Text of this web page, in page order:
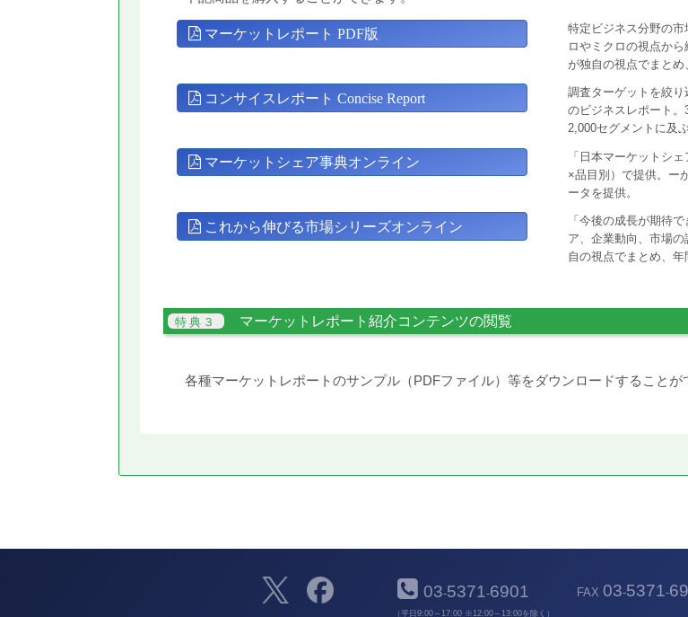
マーケットレポート PDF版
特定ビジネス分野の
ロやミクロの視点か
が独自の視点でまとめ
コンサイスレポート Concise Report
調査ターゲットを絞
のビジネスレポート
2,000セグメントに及
マーケットシェア事典オンライン
「日本マーケットシ
×品目別）で提供。ー
ータを提供。
これから伸びる市場シリーズオンライン
「今後の成長が期待
ア、企業動向、市場
自の視点でまとめ、年
マーケットレポート紹介コンテンツの閲覧
各種マーケットレポートのサンプル（PDFファイル）等をダウンロードすることが
03-5371-6901
（平日9:00～17:00 ※12:00～13:00を除く）
FAX 03-5371-